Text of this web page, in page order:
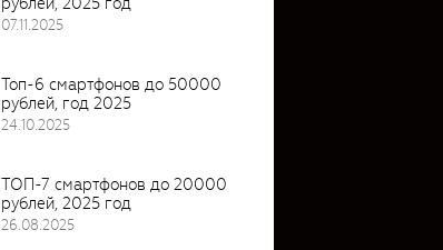
07.11.2025
Топ-6 смартфонов до 50000
рублей, год 2025
24.10.2025
ТОП-7 смартфонов до 20000
рублей, 2025 год
26.08.2025